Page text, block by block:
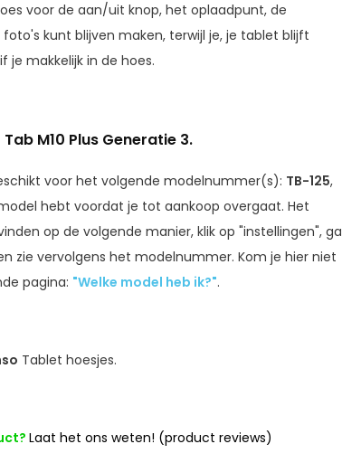
voor de aan/uit knop, het oplaadpunt, de
kunt blijven maken, terwijl je, je tablet blijft
je makkelijk in de hoes.
M10 Plus Generatie 3.
voor het volgende modelnummer(s): TB-125,
hebt voordat je tot aankoop overgaat. Het
op de volgende manier, klik op "instellingen", ga
zie vervolgens het modelnummer. Kom je hier niet
pagina: "Welke model heb ik?".
Tablet hoesjes.
Laat het ons weten! (product reviews)